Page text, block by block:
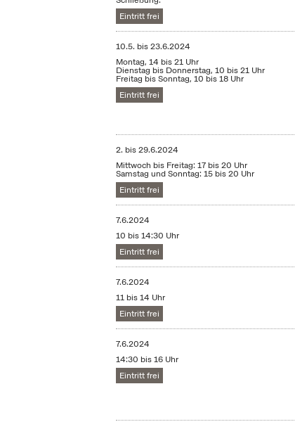
Eintritt frei
10.5. bis23.6.2024
Montag, 14 bis 21 Uhr
Dienstag bis Donnerstag, 10 bis 21 Uhr
Freitag bis Sonntag, 10 bis 18 Uhr
Eintritt frei
2. bis29.6.2024
Mittwoch bis Freitag: 17 bis 20 Uhr
Samstag und Sonntag: 15 bis 20 Uhr
Eintritt frei
7.6.2024
10 bis 14:30 Uhr
Eintritt frei
7.6.2024
11 bis 14 Uhr
Eintritt frei
7.6.2024
14:30 bis 16 Uhr
Eintritt frei